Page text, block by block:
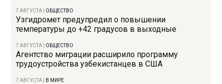
7 АВГУСТА ОБЩЕСТВО
Узгидромет предупредил о повышении
температуры до +42 градусов в выходные
7 АВГУСТА ОБЩЕСТВО
Агентство миграции расширило программу
трудоустройства узбекистанцев в США
7 АВГУСТА В МИРЕ